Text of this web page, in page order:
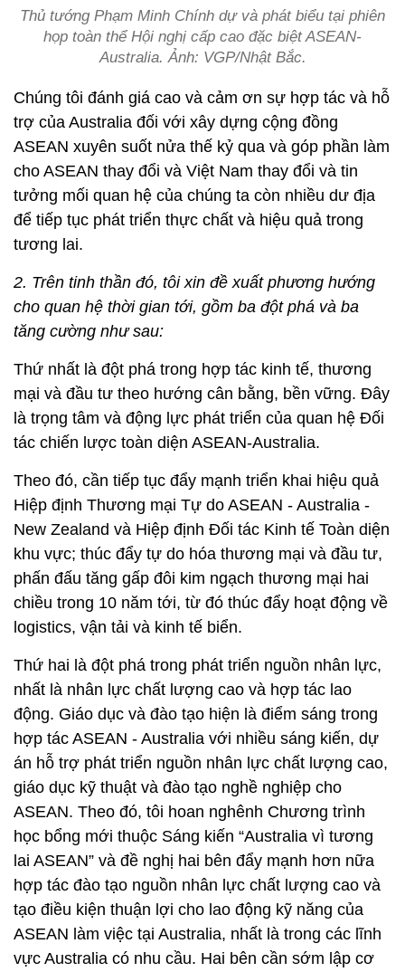
Thủ tướng Phạm Minh Chính dự và phát biểu tại phiên
họp toàn thể Hội nghị cấp cao đặc biệt ASEAN-
Australia. Ảnh: VGP/Nhật Bắc.
Chúng tôi đánh giá cao và cảm ơn sự hợp tác và hỗ
trợ của Australia đối với xây dựng cộng đồng
ASEAN xuyên suốt nửa thế kỷ qua và góp phần làm
cho ASEAN thay đổi và Việt Nam thay đổi và tin
tưởng mối quan hệ của chúng ta còn nhiều dư địa
để tiếp tục phát triển thực chất và hiệu quả trong
tương lai.
2. Trên tinh thần đó, tôi xin đề xuất phương hướng
cho quan hệ thời gian tới, gồm ba đột phá và ba
tăng cường như sau:
Thứ nhất là đột phá trong hợp tác kinh tế, thương
mại và đầu tư theo hướng cân bằng, bền vững. Đây
là trọng tâm và động lực phát triển của quan hệ Đối
tác chiến lược toàn diện ASEAN-Australia.
Theo đó, cần tiếp tục đẩy mạnh triển khai hiệu quả
Hiệp định Thương mại Tự do ASEAN - Australia -
New Zealand và Hiệp định Đối tác Kinh tế Toàn diện
khu vực; thúc đẩy tự do hóa thương mại và đầu tư,
phấn đấu tăng gấp đôi kim ngạch thương mại hai
chiều trong 10 năm tới, từ đó thúc đẩy hoạt động về
logistics, vận tải và kinh tế biển.
Thứ hai là đột phá trong phát triển nguồn nhân lực,
nhất là nhân lực chất lượng cao và hợp tác lao
động. Giáo dục và đào tạo hiện là điểm sáng trong
hợp tác ASEAN - Australia với nhiều sáng kiến, dự
án hỗ trợ phát triển nguồn nhân lực chất lượng cao,
giáo dục kỹ thuật và đào tạo nghề nghiệp cho
ASEAN. Theo đó, tôi hoan nghênh Chương trình
học bổng mới thuộc Sáng kiến “Australia vì tương
lai ASEAN” và đề nghị hai bên đẩy mạnh hơn nữa
hợp tác đào tạo nguồn nhân lực chất lượng cao và
tạo điều kiện thuận lợi cho lao động kỹ năng của
ASEAN làm việc tại Australia, nhất là trong các lĩnh
vực Australia có nhu cầu. Hai bên cần sớm lập cơ